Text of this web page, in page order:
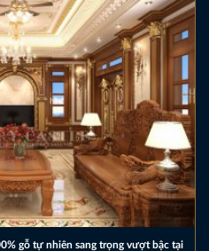
gỗ tự nhiên sang trọng vượt bậc tại